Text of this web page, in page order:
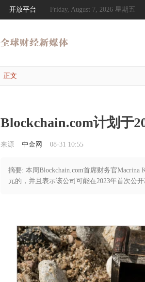
开放平台 Friday, August 7, 2026 星期五
正文
Blockchain.com计划于
来源 中金网 08-31 10:55
摘要: 本周Blockchain.com首席财务官
元的，并且表示该公司可能在2023年首次公